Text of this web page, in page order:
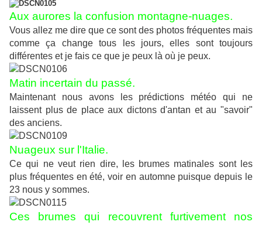
Aux aurores la confusion montagne-nuages.
Vous allez me dire que ce sont des photos fréquentes mais
comme ça change tous les jours, elles sont toujours
différentes et je fais ce que je peux là où je peux.
Matin incertain du passé.
Maintenant nous avons les prédictions météo qui ne
laissent plus de place aux dictons d'antan et au "savoir"
des anciens.
Nuageux sur l'Italie.
Ce qui ne veut rien dire, les brumes matinales sont les
plus fréquentes en été, voir en automne puisque depuis le
23 nous y sommes.
Ces brumes qui recouvrent furtivement nos